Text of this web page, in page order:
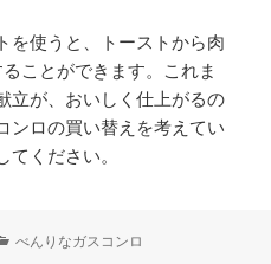
を使うと、トーストから肉
ことができます。これま
立が、おいしく仕上がるの
ンロの買い替えを考えてい
ください。
カ
べんりなガスコンロ